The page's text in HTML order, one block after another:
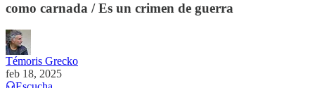
como carnada / Es un crimen de guerra
Témoris Grecko
feb 18, 2025